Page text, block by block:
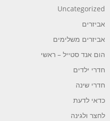
Uncategorized
אביזרים
אביזרים משלימים
הום אנד סטייל – ראשי
חדרי ילדים
חדרי שינה
כדאי לדעת
לחצר ולגינה